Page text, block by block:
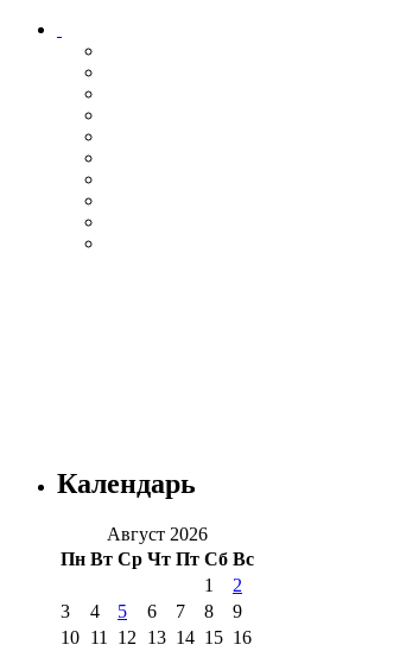
Календарь
Август 2026
Пн Вт Ср Чт Пт Сб Вс
1
2
3
4 5 6 7 8
9
10 11 12 13 14 15 16